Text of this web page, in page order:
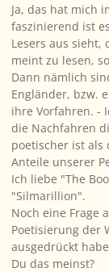
Ja, das hat mich
faszinierend ist
Lesers aus
meint zu lesen,
Dann nämlich
Engländer, bzw.
ihre Vorfahren. -
die Nachfahren
poetischer ist als
Anteile unserer
Ich liebe "The
"Silmarillion".
Noch eine Frage
Poetisierung der
ausgedrückt
Du das meinst?